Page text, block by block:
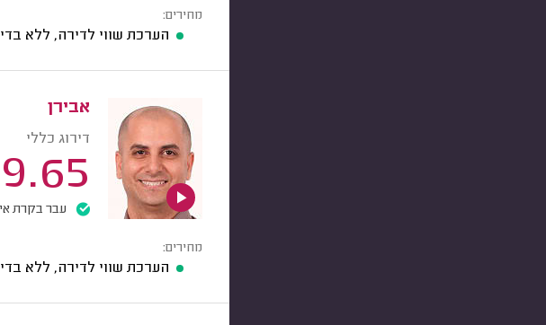
מחירים:
הערכת שווי לדירה, ללא
אבירן
דירוג כללי
9.65
עבר בקרת
מחירים:
הערכת שווי לדירה, ללא